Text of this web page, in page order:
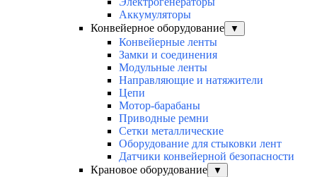
Аккумуляторы
Конвейерное оборудование
▼
Конвейерные ленты
Замки и соединения
Модульные ленты
Направляющие и натяжители
Цепи
Мотор-барабаны
Приводные ремни
Сетки металлические
Оборудование для стыковки лент
Датчики конвейерной безопасности
Крановое оборудование
▼